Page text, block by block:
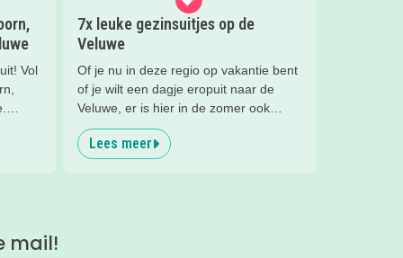
Vol
7x leuke gezinsuitjes op de
Veluwe
Of je nu in deze regio op vakantie bent
of je wilt een dagje eropuit naar de
Veluwe, er is hier in de zomer ook
zoveel te beleven!
Lees meer
mail!